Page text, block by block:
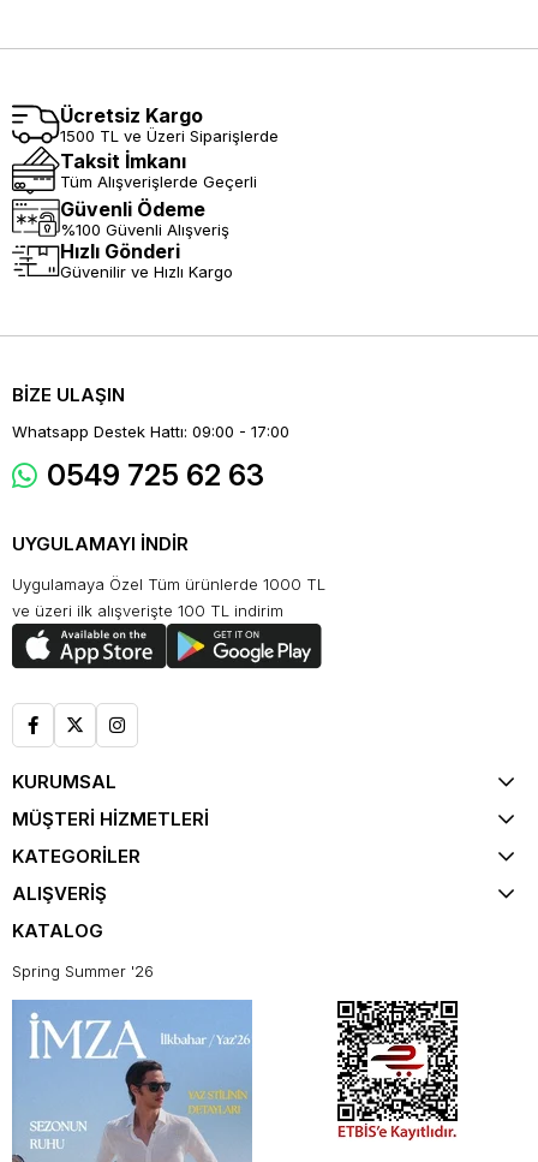
Ücretsiz Kargo
1500 TL ve Üzeri Siparişlerde
Taksit İmkanı
Tüm Alışverişlerde Geçerli
Güvenli Ödeme
%100 Güvenli Alışveriş
Hızlı Gönderi
Güvenilir ve Hızlı Kargo
BİZE ULAŞIN
Whatsapp Destek Hattı: 09:00 - 17:00
0549 725 62 63
UYGULAMAYI İNDİR
Uygulamaya Özel Tüm ürünlerde 1000 TL
ve üzeri ilk alışverişte 100 TL indirim
KURUMSAL
MÜŞTERİ HİZMETLERİ
KATEGORİLER
ALIŞVERİŞ
KATALOG
Spring Summer '26